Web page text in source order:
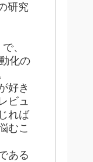
研究
で、
化の
好き
ビュ
れば
むこ
ある